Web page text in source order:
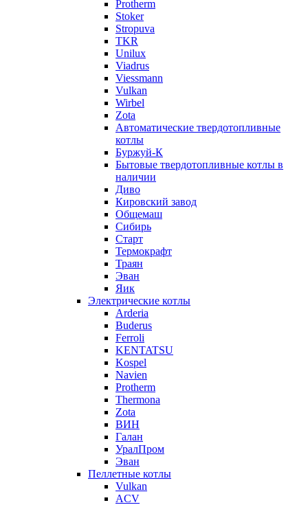
Protherm
Stoker
Stropuva
TKR
Unilux
Viadrus
Viessmann
Vulkan
Wirbel
Zota
Автоматические твердотопливные
котлы
Буржуй-К
Бытовые твердотопливные котлы в
наличии
Диво
Кировский завод
Общемаш
Сибирь
Старт
Термокрафт
Траян
Эван
Яик
Электрические котлы
Arderia
Buderus
Ferroli
KENTATSU
Kospel
Navien
Protherm
Thermona
Zota
ВИН
Галан
УралПром
Эван
Пеллетные котлы
Vulkan
ACV